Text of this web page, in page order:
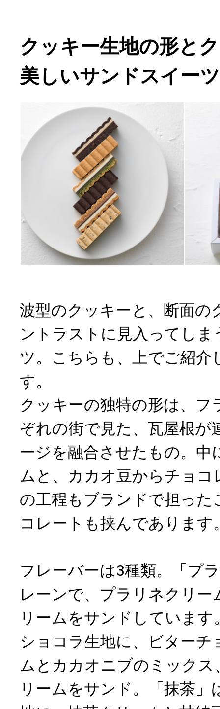
クッキー生地の形と
美しいサンドスイーツ
波型のクッキーと、断面の
ントラストに見入ってしま
ツ。こちらも、上でご紹介
す。
クッキーの独特の形は、フ
ぞれの街で見た、瓦屋根が
ージを融合させたもの。中
ムと、カカオ豆からチョ
の工程もブランドで担った
コレートも挟んであります
フレーバーは3種類。「プ
レーンで、プラリネクリー
リームをサンドしていま
ショコラ生地に、ビターチ
ムとカカオニブのミック
リームをサンド。「抹茶」